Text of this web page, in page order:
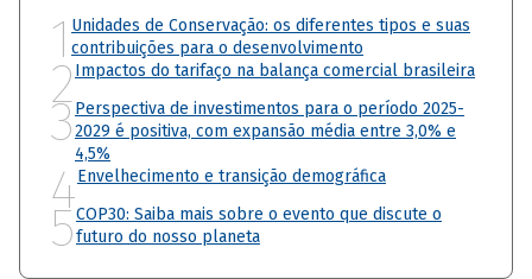
1 Unidades de Conservação: os diferentes tipos e suas
contribuições para o desenvolvimento
2Impactos do tarifaço na balança comercial brasileira
3Perspectiva de investimentos para o período 2025-
2029 é positiva, com expansão média entre 3,0% e
4,5%
4Envelhecimento e transição demográfica
5COP30: Saiba mais sobre o evento que discute o
futuro do nosso planeta